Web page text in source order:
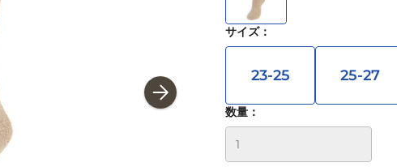
サイズ：
23-25 25-27
数量：